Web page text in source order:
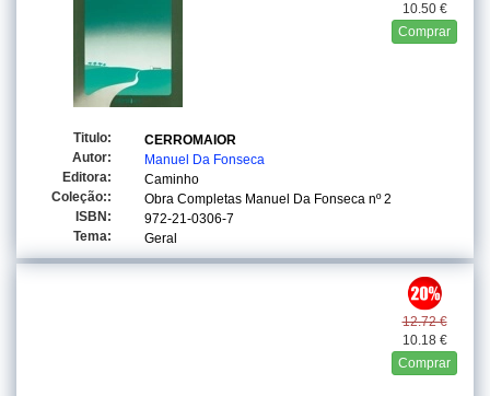
10.50 €
Comprar
Titulo:
CERROMAIOR
Autor:
Manuel Da Fonseca
Editora:
Caminho
Coleção::
Obra Completas Manuel Da Fonseca nº 2
ISBN:
972-21-0306-7
Tema:
Geral
12.72 €
10.18 €
Comprar